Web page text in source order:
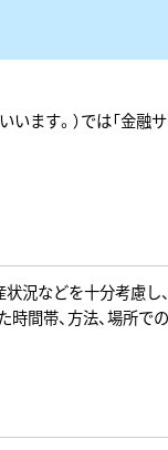
いいます。）では「
状況などを十分考慮
間帯、方法、場所で